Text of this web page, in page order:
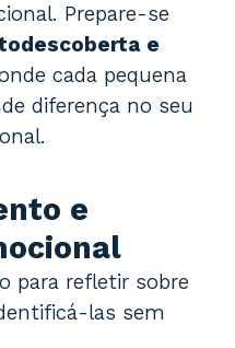
Prepare-se
e
cada pequena
diferença no seu
e
para refletir sobre
las sem